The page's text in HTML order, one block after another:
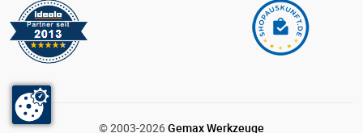
© 2003-2026Gemax Werkzeuge